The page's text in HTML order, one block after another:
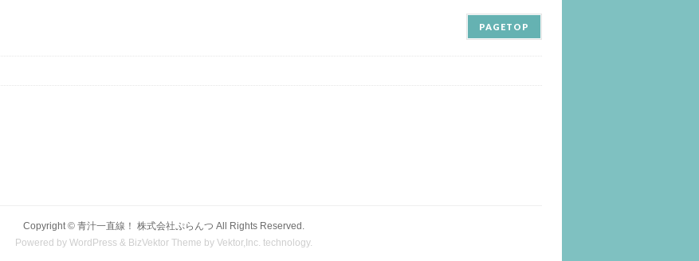
PAGETOP
Copyright © 青汁一直線！ 株式会社ぷらんつ All Rights Reserved.
Powered by WordPress & BizVektor Theme by Vektor,Inc. technology.